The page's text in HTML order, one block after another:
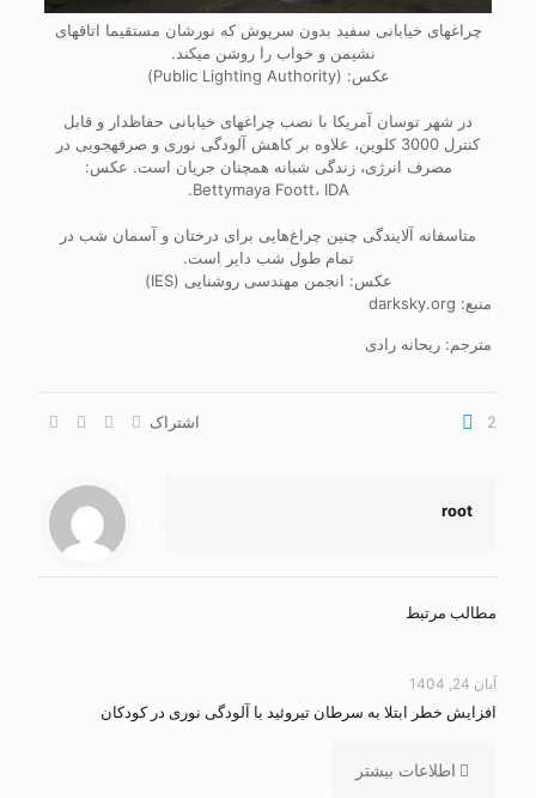
چراغ‎های خیابانی سفید بدون سرپوش که نورشان مستقیما اتاق‎های
نشیمن و خواب را روشن می‎کند.
عکس: (Public Lighting Authority)
در شهر توسان آمریکا با نصب چراغ‎های خیابانی حفاظ‎دار و قابل
کنترل 3000 کلوین، علاوه بر کاهش آلودگی نوری و صرفه‎جویی در
مصرف انرژی، زندگی شبانه همچنان جریان است. عکس:
Bettymaya Foott، IDA.
متاسفانه آلایندگی چنین چراغ‌هایی برای درختان و آسمان شب در
تمام طول شب دایر است.
عکس: انجمن مهندسی روشنایی (IES)
منبع: darksky.org
مترجم: ریحانه رادی
اشتراک 2
root
مطالب مرتبط
آبان 24, 1404
افزایش خطر ابتلا به سرطان تیروئید با آلودگی نوری در کودکان
اطلاعات بیشتر